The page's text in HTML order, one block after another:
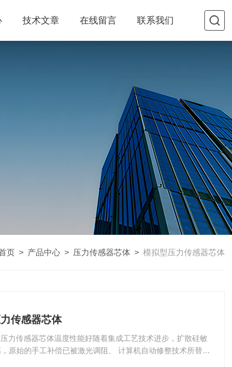
技术文章 在线留言 联系我们
页 > 产品中心 > 压力传感器芯体 > 模拟型压力传感器芯体
传感器芯体
力传感器芯体温度性能好随着集成工艺技术进步，扩散硅敏
原始的手工补偿已被激光调阻、 计算机自动修整技术所替